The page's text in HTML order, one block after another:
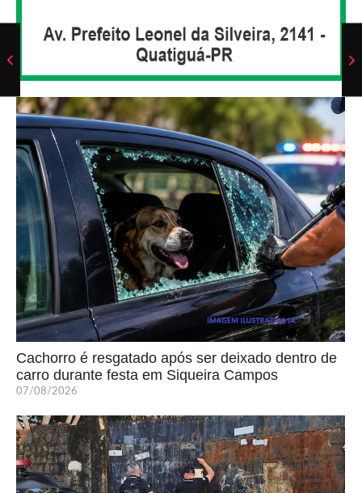
Cachorro é resgatado após ser deixado dentro de
carro durante festa em Siqueira Campos
07/08/2026